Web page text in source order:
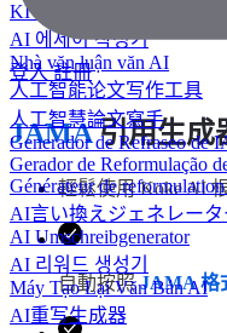
KI Essay-Schreiber
AI 에세이 작성기
Nhà văn luận văn AI
人工智能论文写作工具
人工智慧論文寫手
Generador de Refraseo de
Gerador de Reformulação
Générateur de
AI言い換えジェネレータ
AI Umschreibgenerator
AI 리워드 생성기
Máy Tạo Lại Văn Bản AI
AI重写生成器
登入註冊
JAMA引用生成
輕鬆使用 Koke AI
自動按照JAMA 格